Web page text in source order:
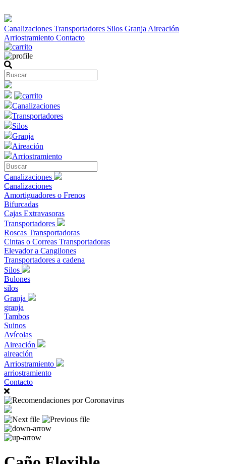
Canalizaciones Transportadores Silos Granja Aireación
Arriostramiento Contacto
Canalizaciones
Transportadores
Silos
Granja
Aireación
Arriostramiento
Canalizaciones
Canalizaciones
Amortiguadores o Frenos
Bifurcadas
Cajas Extravasoras
Transportadores
Roscas Transportadoras
Cintas o Correas Transportadoras
Elevador a Cangilones
Transportadores a cadena
Silos
Bulones
silos
Granja
granja
Tambos
Suinos
Avícolas
Aireación
aireación
Arriostramiento
arriostramiento
Contacto